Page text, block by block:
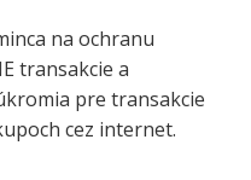
na ochranu
transakcie a
pre transakcie
cez internet.